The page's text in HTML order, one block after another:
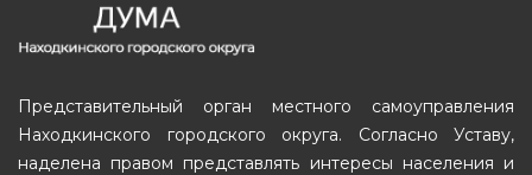
Представительный орган местного самоуправления
Находкинского городского округа. Согласно Уставу,
наделена правом представлять интересы населения и